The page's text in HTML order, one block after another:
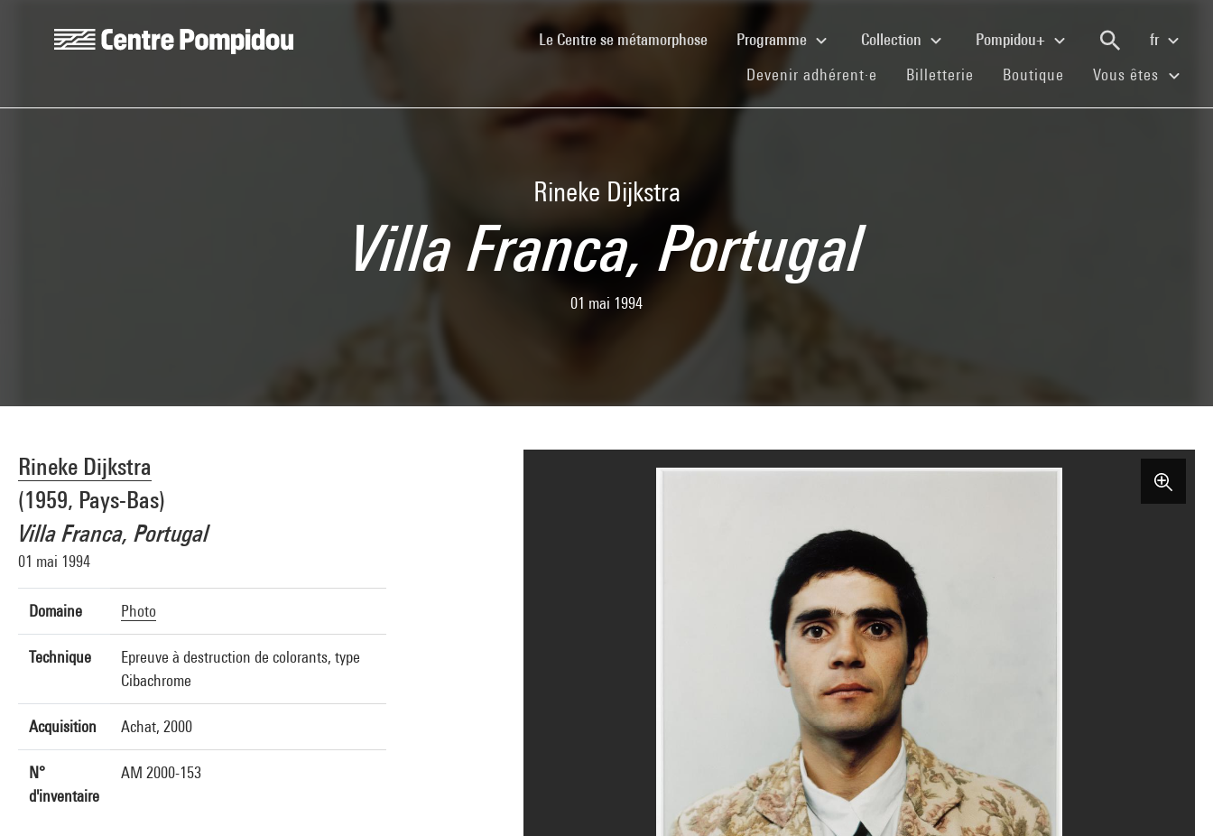
Le Centre se métamorphose(current)Programme Collection Pompidou+
fr
Devenir adhérent·e (current)
Billetterie (current)
Boutique (current)
Vous êtes
Rineke Dijkstra
Villa Franca, Portugal
01 mai 1994
Rineke Dijkstra
(1959, Pays-Bas)
Villa Franca, Portugal
01 mai 1994
Domaine Photo
Technique
Epreuve à destruction de colorants, type
Cibachrome
Acquisition Achat, 2000
N°
d'inventaire
AM 2000-153